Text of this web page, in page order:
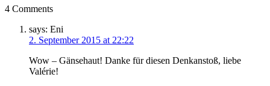
4 Comments
says: Eni
2. September 2015 at 22:22
Wow – Gänsehaut! Danke für diesen Denkanstoß, liebe
Valérie!